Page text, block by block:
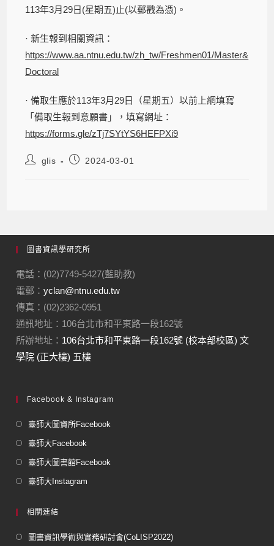
113年3月29日(星期五)止(以郵戳為憑)。
· 新生報到相關資訊：
https://www.aa.ntnu.edu.tw/zh_tw/Freshmen01/Master&
Doctoral
· 備取生應於113年3月29日（星期五）以前上網填寫
「備取生報到意願書」，填寫網址：
https://forms.gle/zTj7SYtYS6HEFPXi9
glis 2024-03-01
圖書資訊學研究所
電話：(02)7749-5427(藍助教)
電郵：yclan@ntnu.edu.tw
傳真：(02)2362-0951
通訊地址：106台北市和平東路一段162號
所辦地址： 106台北市和平東路一段162號 (校本部校區) 文
學院 (正大樓) 五樓
Facebook & Instagram
臺師大圖資所Facebook
臺師大Facebook
臺師大圖書館Facebook
臺師大Instagram
相關連結
圖書資訊學術與實務研討會(CoLISP2022)